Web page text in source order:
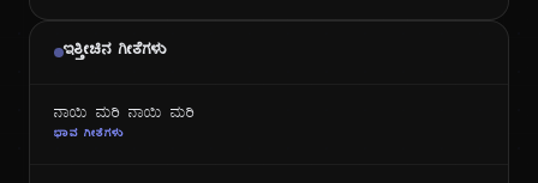
ಇತ್ತೀಚಿನ ಗೀತೆಗಳು
ನಾಯಿ ಮರಿ ನಾಯಿ ಮರಿ
ಭಾವ ಗೀತೆಗಳು